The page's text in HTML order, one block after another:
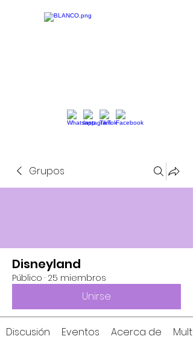
Grupos
Disneyland
Público · 25 miembros
Unirse
Discusión Eventos Acerca de